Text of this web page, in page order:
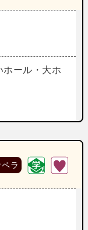
ホール・大ホ
ペラ